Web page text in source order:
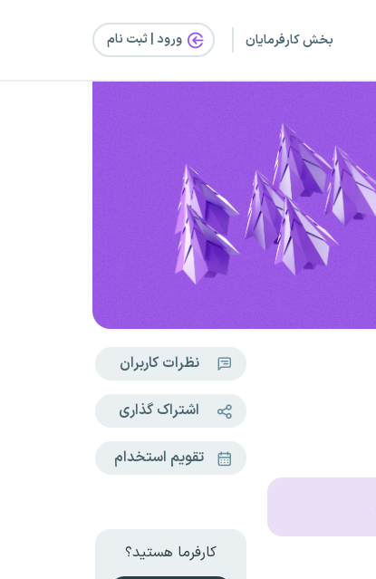
بخش کارفرمایان ورود | ثبت‌ نام
نظرات کاربران
اشتراک گذاری
تقویم استخدام
کارفرما هستید؟